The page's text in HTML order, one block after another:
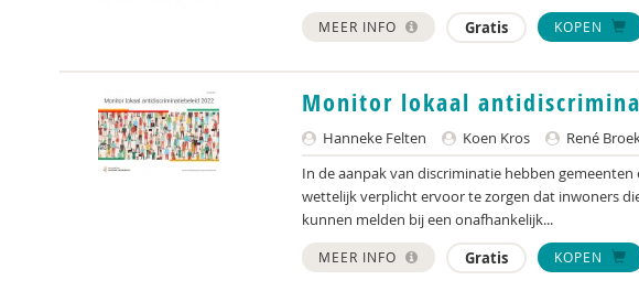
MEER INFO Gratis KOPEN
Monitor lokaal
Hanneke Felten Koen Kros René
In de aanpak van discriminatie hebben
wettelijk verplicht ervoor te zorgen dat inwoners
kunnen melden bij een onafhankelijk...
MEER INFO Gratis KOPEN